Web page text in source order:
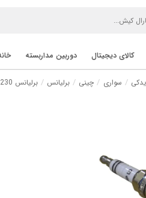
کالای دیجیتال دوربین مداربسته
سواری چینی برلیانس برلیانس H230